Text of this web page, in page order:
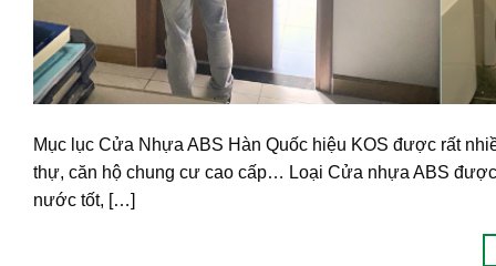
Mục lục Cửa Nhựa ABS Hàn Quốc hiệu KOS được rất
thự, căn hộ chung cư cao cấp… Loại Cửa nhựa ABS
nước tốt, […]